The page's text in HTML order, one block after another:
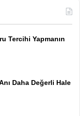
Tercihi Yapmanın
Daha Değerli Hale